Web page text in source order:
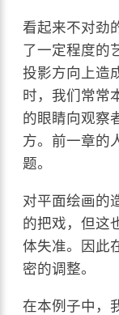
看起来不对劲
了一定程度的
投影方向上造
时，我们常常
的眼睛向观察
方。前一章的
题。
对平面绘画的
的把戏，但这
体失准。因此
密的调整。
在本例子中，